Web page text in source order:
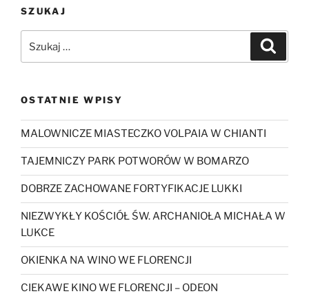
SZUKAJ
OSTATNIE WPISY
MALOWNICZE MIASTECZKO VOLPAIA W CHIANTI
TAJEMNICZY PARK POTWORÓW W BOMARZO
DOBRZE ZACHOWANE FORTYFIKACJE LUKKI
NIEZWYKŁY KOŚCIÓŁ ŚW. ARCHANIOŁA MICHAŁA W
LUKCE
OKIENKA NA WINO WE FLORENCJI
CIEKAWE KINO WE FLORENCJI – ODEON